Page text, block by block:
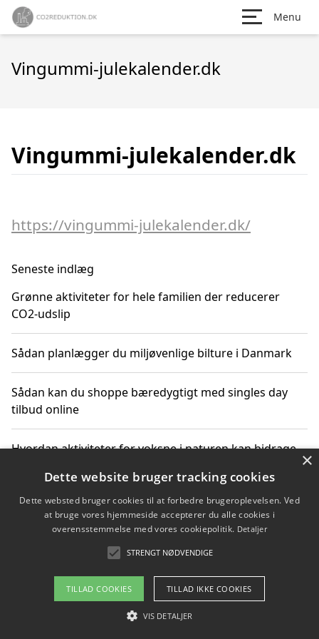
Menu
Vingummi-julekalender.dk
Vingummi-julekalender.dk
https://vingummi-julekalender.dk/
Seneste indlæg
Grønne aktiviteter for hele familien der reducerer
CO2-udslip
Sådan planlægger du miljøvenlige bilture i Danmark
Sådan kan du shoppe bæredygtigt med singles day
tilbud online
Hvordan aktiviteter for voksne i naturen kan bidrage
Sådan planlægger du dine vigtige datoer for CO2-
reduktion
Copyright 2026 - Pilanto Aps
Om / kontakt
×
Dette website bruger tracking cookies
Dette websted bruger cookies til at forbedre brugeroplevelsen. Ved
at bruge vores hjemmeside accepterer du alle cookies i
overensstemmelse med vores cookiepolitik. Detaljer
STRENGT NØDVENDIGE
TILLAD COOKIES TILLAD IKKE COOKIES
VIS DETALJER